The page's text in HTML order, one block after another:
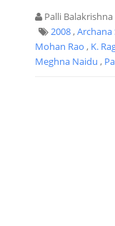
Palli Balakrishna
2008,Archana
Mohan Rao , K.
Meghna Naidu ,